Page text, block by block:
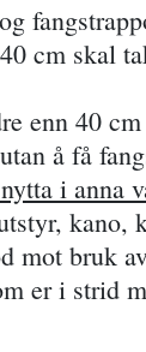
cm skal
enn 40
å få
i anna
kano,
mot bruk
er i strid